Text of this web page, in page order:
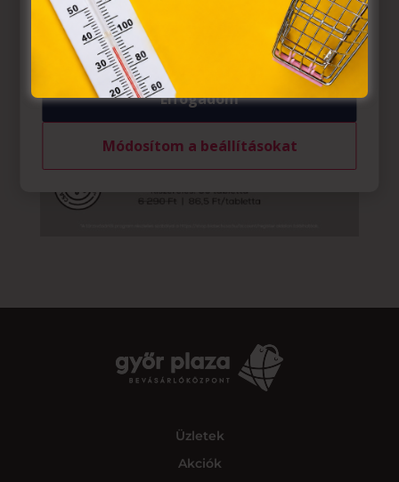
Üzletek
Akciók
felhasználó számítógépén vagy egyéb eszközén történő
tárolásához a felhasználók hozzájárulását kell kérniük.
Elfogadom
Módosítom a beállításokat